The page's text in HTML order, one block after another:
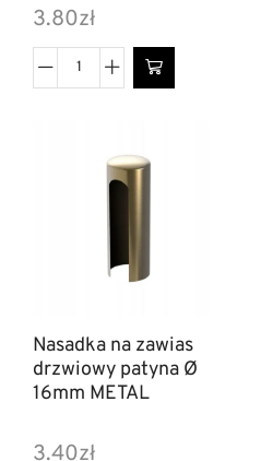
3.80zł
Nasadka na zawias
drzwiowy patyna Ø
16mm METAL
3.40zł